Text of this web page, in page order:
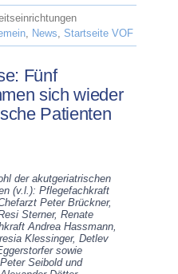
, News Startseite VOF
Fünf
sich wieder
Patienten
der akutgeriatrischen
(v.l.): Pflegefachkraft
Peter Brückner,
Sterner, Renate
Andrea Hassmann,
Klessinger, Detlev
sowie
Seibold und